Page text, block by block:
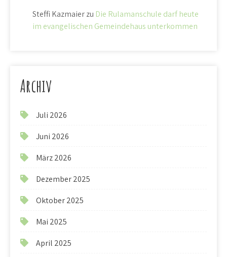
Steffi Kazmaierzu Die Rulamanschule darf heute
im evangelischen Gemeindehaus unterkommen
Archiv
Juli 2026
Juni 2026
März 2026
Dezember 2025
Oktober 2025
Mai 2025
April 2025